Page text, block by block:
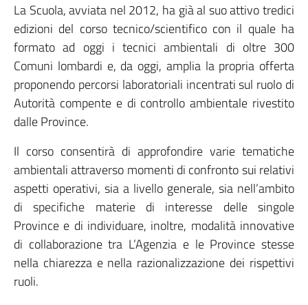
La Scuola, avviata nel 2012, ha già al suo attivo tredici
edizioni del corso tecnico/scientifico con il quale ha
formato ad oggi i tecnici ambientali di oltre 300
Comuni lombardi e, da oggi, amplia la propria offerta
proponendo percorsi laboratoriali incentrati sul ruolo di
Autorità compente e di controllo ambientale rivestito
dalle Province.
Il corso consentirà di approfondire varie tematiche
ambientali attraverso momenti di confronto sui relativi
aspetti operativi, sia a livello generale, sia nell’ambito
di specifiche materie di interesse delle singole
Province e di individuare, inoltre, modalità innovative
di collaborazione tra L’Agenzia e le Province stesse
nella chiarezza e nella razionalizzazione dei rispettivi
ruoli.